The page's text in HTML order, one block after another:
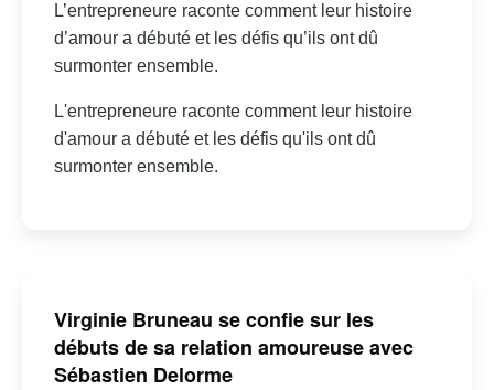
L’entrepreneure raconte comment leur histoire
d’amour a débuté et les défis qu’ils ont dû
surmonter ensemble.
L'entrepreneure raconte comment leur histoire
d'amour a débuté et les défis qu'ils ont dû
surmonter ensemble.
Virginie Bruneau se confie sur les
débuts de sa relation amoureuse avec
Sébastien Delorme